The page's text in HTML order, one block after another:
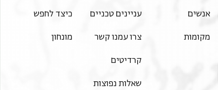
אנשים
מקומות
עניינים טכניים
צרו עמנו קשר
קרדיטים
שאלות נפוצות
כיצד לחפש
מונחון